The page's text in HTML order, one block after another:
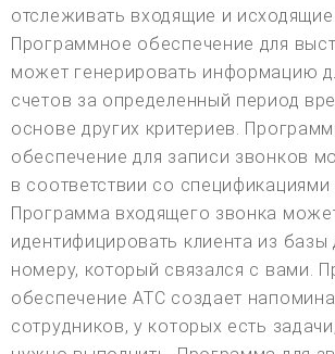
отслеживать входящие и
Программное обеспечение для
может генерировать информацию
счетов за определенный период
основе других критериев.
обеспечение для записи звонков
в соответствии со
Программа входящего звонка
идентифицировать клиента из базы
номеру, который связался с вами.
обеспечение АТС создает
сотрудников, у которых есть